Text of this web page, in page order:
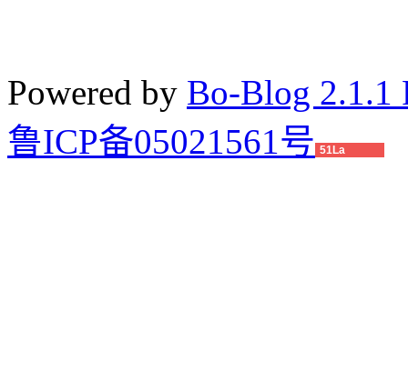
Powered by Bo-Blog 2.1.1
鲁ICP备05021561号 51La